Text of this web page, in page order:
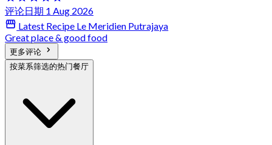
评论日期 1 Aug 2026
Latest Recipe Le Meridien Putrajaya
Great place & good food
更多评论
按菜系筛选的热门餐厅